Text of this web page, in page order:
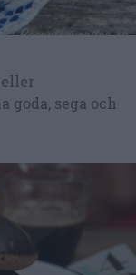
goda, sega och